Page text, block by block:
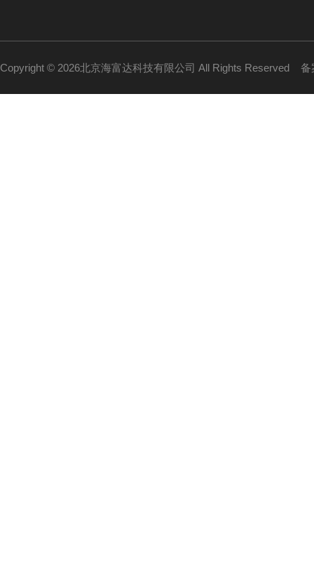
Copyright © 2026北京海富达科技有限公司 All Rights Reserved 备